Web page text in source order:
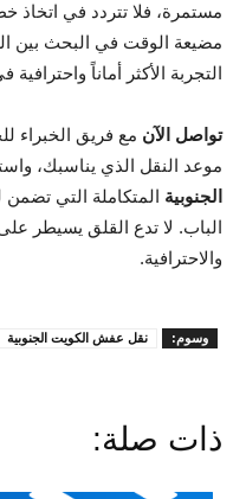
مستمرة، فلا تتردد في
مضيعة الوقت في البحث بين
التجربة الأكثر أماناً
تواصل الآن مع فريق الخبراء
موعد النقل الذي يناسبك،
الجنوبية المتكاملة التي تضمن
الباب. لا تدع القلق يسيطر
والاحترافية.
وسوم: نقل عفش الكويت الجنوبية
ذات صلة: